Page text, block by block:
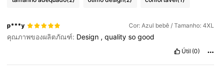
p***y Cor: Azul bebê / Tamanho: 4XL
คุณภาพของผลิตภัณฑ์: Design ,qualitysogood
Útil (0)